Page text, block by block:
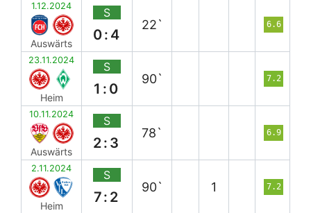
1.12.2024
Auswärts
S
0:4
22` 6.6
23.11.2024
Heim
S
1:0
90` 7.2
10.11.2024
Auswärts
S
2:3
78` 6.9
2.11.2024
Heim
S
7:2
90` 1 7.2